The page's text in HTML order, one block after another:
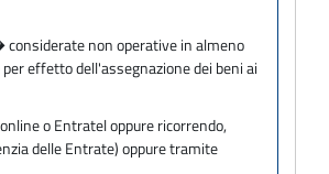
non operative in almeno
effetto dell'assegnazione dei beni ai
o Entratel oppure ricorrendo,
delle Entrate) oppure tramite